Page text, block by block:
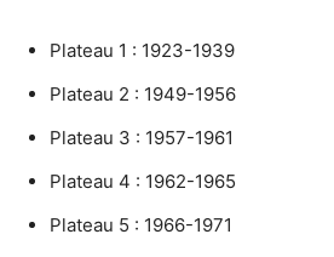
Plateau 1 : 1923-1939
Plateau 2 : 1949-1956
Plateau 3 : 1957-1961
Plateau 4 : 1962-1965
Plateau 5 : 1966-1971